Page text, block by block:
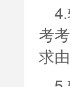
考
求